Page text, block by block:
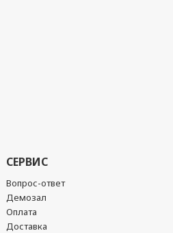
СЕРВИС
Вопрос-ответ
Демозал
Оплата
Доставка